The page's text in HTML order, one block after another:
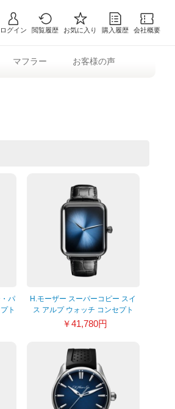
ログイン 閲覧履歴 お気に入り 購入履歴 会社概要
マフラー お客様の声
パ
ト
H.モーザー スーパーコピー スイ
ス アルプ ウォッチ コンセプト
5324-1201
￥41,780円